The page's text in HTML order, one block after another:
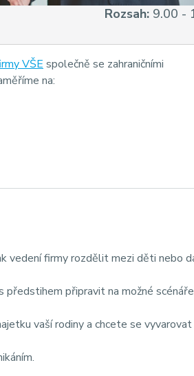
Rozsah: 9.00 -
VŠE společně se zahraničními
na:
vedení firmy rozdělit mezi děti nebo
předstihem připravit na možné scénáře
vaší rodiny a chcete se vyvarovat